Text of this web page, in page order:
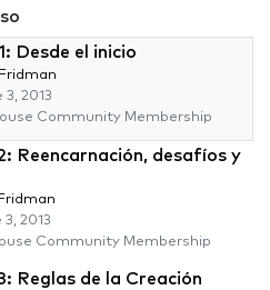
Desde el inicio
2013
Community Membership
Reencarnación, desafíos y
2013
Community Membership
Reglas de la Creación